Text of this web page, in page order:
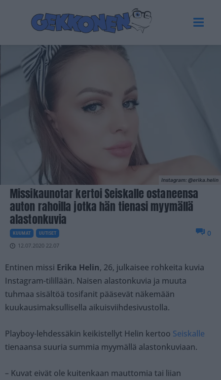
Instagram: @erika.helin
Missikaunotar kertoi Seiskalle ostaneensa
auton rahoilla jotka hän tienasi myymällä
alastonkuvia
KUUMAT UUTISET
12.07.2020 22.07
0
Entinen missi Erika Helin, 26, julkaisee rohkeita kuvia
Instagram-tilillään. Naisen alastonkuvia ja muuta
tuhmaa sisältöä tosifanit pääsevät näkemään
kuukausimaksullisella aikuisviihdesivustolla.
Playboy-lehdessäkin keikistellyt Helin kertoo Seiskalle
tienaansa suuria summia myymällä alastonkuviaan.
– Kuvat eivät ole kuitenkaan mauttomia tai liian